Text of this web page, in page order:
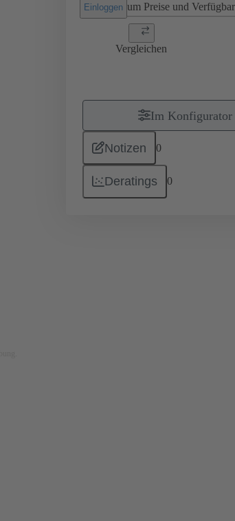
Einloggen um Preise und
Vergleichen
Im Konfigurator
Notizen 0
Deratings 0